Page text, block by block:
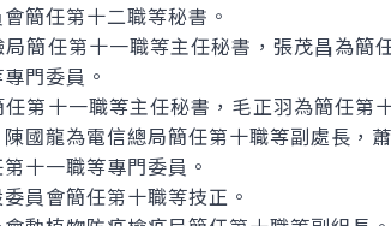
簡任第十二職等秘書。
簡任第十一職等主任秘書，張茂昌為簡
門委員。
第十一職等主任秘書，毛正羽為簡任第
國龍為電信總局簡任第十職等副處長，
十一職等專門委員。
員會簡任第十職等技正。